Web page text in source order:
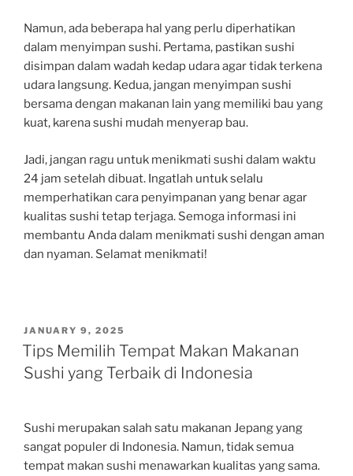
Namun, ada beberapa hal yang perlu diperhatikan
dalam menyimpan sushi. Pertama, pastikan sushi
disimpan dalam wadah kedap udara agar tidak terkena
udara langsung. Kedua, jangan menyimpan sushi
bersama dengan makanan lain yang memiliki bau yang
kuat, karena sushi mudah menyerap bau.
Jadi, jangan ragu untuk menikmati sushi dalam waktu
24 jam setelah dibuat. Ingatlah untuk selalu
memperhatikan cara penyimpanan yang benar agar
kualitas sushi tetap terjaga. Semoga informasi ini
membantu Anda dalam menikmati sushi dengan aman
dan nyaman. Selamat menikmati!
POSTED
ON
JANUARY 9, 2025
Tips Memilih Tempat Makan Makanan
Sushi yang Terbaik di Indonesia
Sushi merupakan salah satu makanan Jepang yang
sangat populer di Indonesia. Namun, tidak semua
tempat makan sushi menawarkan kualitas yang sama.